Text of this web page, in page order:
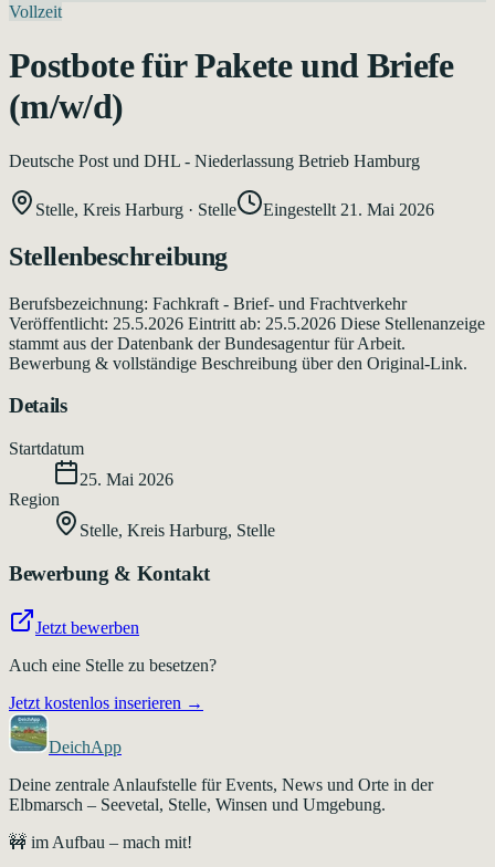
Vollzeit
Postbote für Pakete und Briefe
(m/w/d)
Deutsche Post und DHL - Niederlassung Betrieb Hamburg
Stelle, Kreis Harburg · Stelle Eingestellt 21. Mai 2026
Stellenbeschreibung
Berufsbezeichnung: Fachkraft - Brief- und Frachtverkehr
Veröffentlicht: 25.5.2026 Eintritt ab: 25.5.2026 Diese Stellenanzeige
stammt aus der Datenbank der Bundesagentur für Arbeit.
Bewerbung & vollständige Beschreibung über den Original-Link.
Details
Startdatum
25. Mai 2026
Region
Stelle, Kreis Harburg, Stelle
Bewerbung & Kontakt
Jetzt bewerben
Auch eine Stelle zu besetzen?
Jetzt kostenlos inserieren →
DeichApp
Deine zentrale Anlaufstelle für Events, News und Orte in der
Elbmarsch – Seevetal, Stelle, Winsen und Umgebung.
🚧 im Aufbau – mach mit!